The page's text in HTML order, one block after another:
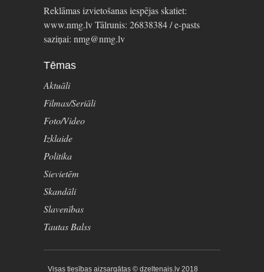
Reklāmas izvietošanas iespējas skatiet:
www.nmg.lv Tālrunis: 26838384 / e-pasts
saziņai: nmg@nmg.lv
Tēmas
Aktuāli
Filmas/Seriāli
Foto/Video
Izklaide
Politika
Sievietēm
Skandāli
Slavenības
Tautas Balss
Visas tiesības aizsargātas © dzeltenais.lv 2018